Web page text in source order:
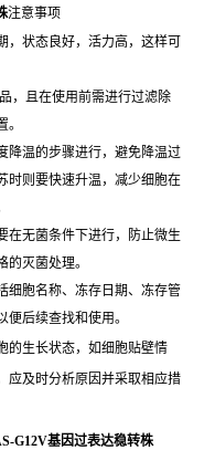
注意事项
，状态良好，活力高，这样可
，且在使用前需进行过滤除
降温的步骤进行，避免降温过
时则要快速升温，减少细胞在
在无菌条件下进行，防止微生
灭菌处理。
细胞名称、冻存日期、冻存管
后续查找和使用。
的生长状态，如细胞贴壁情
应及时分析原因并采取相应措
G12V基因过表达稳转株